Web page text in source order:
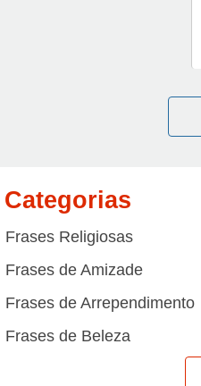
Categorias
Frases Religiosas
Frases de Amizade
Frases de Arrependimento
Frases de Beleza